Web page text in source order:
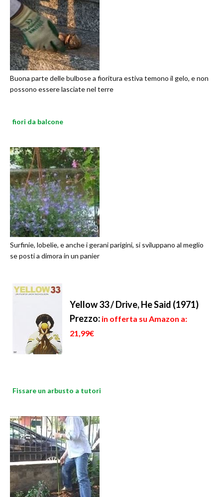
Buona parte delle bulbose a fioritura estiva temono il gelo, e non
possono essere lasciate nel terre
fiori da balcone
Surfinie, lobelie, e anche i gerani parigini, si sviluppano al meglio
se posti a dimora in un panier
Yellow 33 / Drive, He Said (1971)
Prezzo: in offerta su Amazon a:
21,99€
Fissare un arbusto a tutori